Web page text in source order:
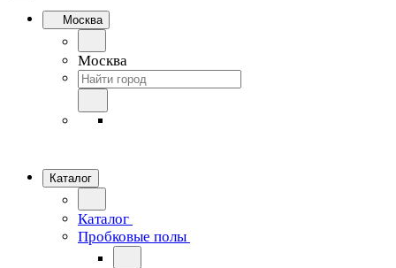
Москва
Москва
Каталог
Каталог
Пробковые полы